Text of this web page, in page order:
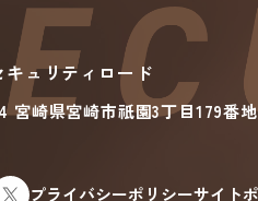
ュリティロード
宮崎県宮崎市祇園3丁目179番地
プライバシーポリシーサイト